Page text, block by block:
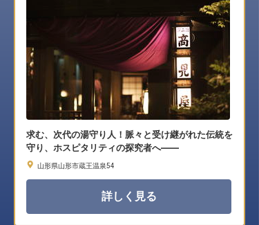
求む、次代の湯守り人！脈々と受け継がれた伝統を
守り、ホスピタリティの探究者へ――
山形県山形市蔵王温泉54
詳しく見る